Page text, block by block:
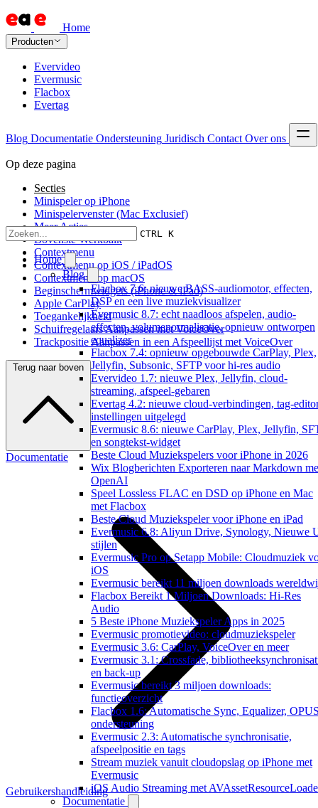
Home
Producten
Evervideo
Evermusic
Flacbox
Evertag
Blog Documentatie Ondersteuning Juridisch Contact Over ons
CTRL K
Home
Blog
Flacbox 7.6: nieuwe BASS-audiomotor, effecten,
DSP en een live muziekvisualizer
Evermusic 8.7: echt naadloos afspelen, audio-
effecten, volumenormalisatie, opnieuw ontworpen
equalizer
Flacbox 7.4: opnieuw opgebouwde CarPlay, Plex,
Jellyfin, Subsonic, SFTP voor hi-res audio
Evervideo 1.7: nieuwe Plex, Jellyfin, cloud-
streaming, afspeel-gebaren
Evertag 4.2: nieuwe cloud-verbindingen, tag-
instellingen uitgelegd
Evermusic 8.6: nieuwe CarPlay, Plex, Jellyfin,
en songtekst-widget
Beste Cloud Muziekspelers voor iPhone in 2026
Wix Blogberichten Exporteren naar Markdown
OpenAI
Speel Lossless FLAC en DSD op iPhone en Mac
met Flacbox
Beste Cloud Muziekspeler voor iPhone en iPad
Evermusic 6.8: Aliyun Drive, Synology, Nieuwe
stijlen
Evermusic Pro op Setapp Mobile: Cloudmuziek
iOS
Evermusic bereikt 11 miljoen downloads
Flacbox Bereikt 1 Miljoen Downloads: Hi-Res
Audio
5 Beste iPhone Muziekspeler Apps in 2025
Evermusic promotievideo: cloudmuziekspeler
Evermusic 3.6: CarPlay, VoiceOver en meer
Evermusic 3.1: Crossfade,
en back-up
Evermusic bereikt 3 miljoen downloads:
functieoverzicht
Flacbox 1.6: Automatische Sync, Equalizer,
ondersteuning
Evermusic 2.3: Automatische synchronisatie,
afspeelpositie en tags
Stream muziek vanuit cloudopslag op iPhone met
Evermusic
iOS Audio Streaming met
Documentatie
Op deze pagina
Secties
Minispeler op iPhone
Minispelervenster (Mac Exclusief)
Meer Acties
Bovenste Werkbalk
Contextmenu
Contextmenu op iOS / iPadOS
Contextmenu op macOS
Beginschermwidgets (iPhone & iPad)
Apple CarPlay
Toegankelijkheid
Schuifregelaars Aanpassen met VoiceOver
Trackpositie Aanpassen in een Afspeellijst met VoiceOver
Terug naar boven
Documentatie
Gebruikershandleiding